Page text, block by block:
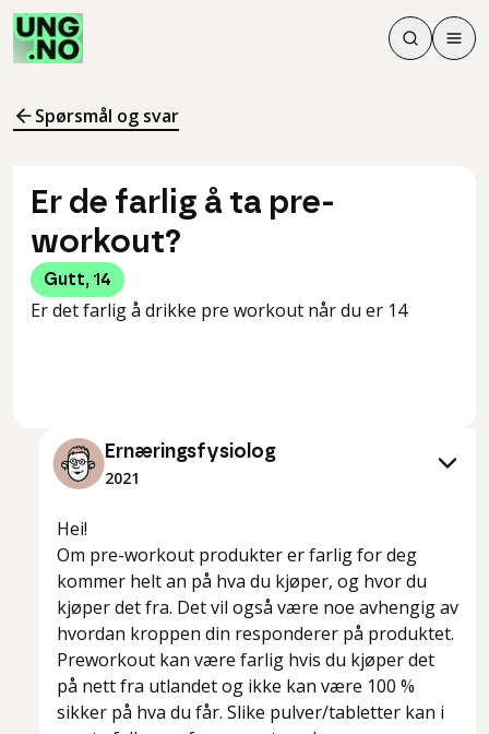
Søk
Søk
Meny
Spørsmål og svar
Er de farlig å ta pre-
workout?
Gutt, 14
Er det farlig å drikke pre workout når du er 14
Ernæringsfysiolog
2021
Hei!
Om pre-workout produkter er farlig for deg
kommer helt an på hva du kjøper, og hvor du
kjøper det fra. Det vil også være noe avhengig av
hvordan kroppen din responderer på produktet.
Preworkout kan være farlig hvis du kjøper det
på nett fra utlandet og ikke kan være 100 %
sikker på hva du får. Slike pulver/tabletter kan i